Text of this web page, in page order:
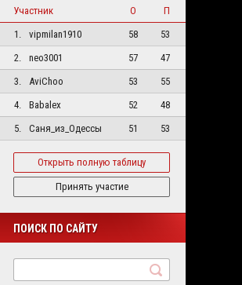
Участник О
П
1.
vipmilan1910 58
53
2.
neo3001 57
47
3.
AviChoo 53
55
4.
Babalex 52
48
5.
Саня_из_Одессы 51 53
Открыть полную таблицу
Принять участие
ПОИСК ПО САЙТУ